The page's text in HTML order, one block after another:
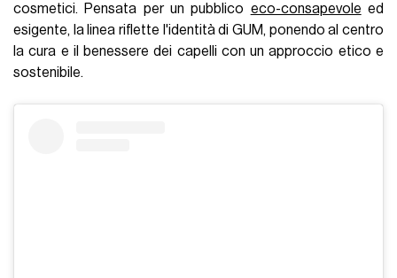
cosmetici. Pensata per un pubblico eco-consapevole ed
esigente, la linea riflette l'identità di GUM, ponendo al centro
la cura e il benessere dei capelli con un approccio etico e
sostenibile.